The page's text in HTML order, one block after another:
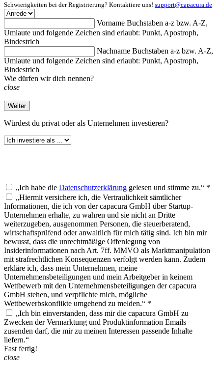
Schwierigkeiten bei der Registrierung? Kontaktiere uns! support@capacura.de
Vorname Buchstaben a-z bzw. A-Z,
Umlaute und folgende Zeichen sind erlaubt: Punkt, Apostroph,
Bindestrich
Nachname Buchstaben a-z bzw. A-Z,
Umlaute und folgende Zeichen sind erlaubt: Punkt, Apostroph,
Bindestrich
Wie dürfen wir dich nennen?
close
Weiter
Würdest du privat oder als Unternehmen investieren?
„Ich habe die Datenschutzerklärung gelesen und stimme zu.“ *
„Hiermit versichere ich, die Vertraulichkeit sämtlicher
Informationen, die ich von der capacura GmbH über Startup-
Unternehmen erhalte, zu wahren und sie nicht an Dritte
weiterzugeben, ausgenommen Personen, die steuerberatend,
wirtschaftsprüfend oder anwaltlich für mich tätig sind. Ich bin mir
bewusst, dass die unrechtmäßige Offenlegung von
Insiderinformationen nach Art. 7ff. MMVO als Marktmanipulation
mit strafrechtlichen Konsequenzen verfolgt werden kann. Zudem
erkläre ich, dass mein Unternehmen, meine
Unternehmensbeteiligungen und mein Arbeitgeber in keinem
Wettbewerb mit den Unternehmensbeteiligungen der capacura
GmbH stehen, und verpflichte mich, mögliche
Wettbewerbskonflikte umgehend zu melden.“ *
„Ich bin einverstanden, dass mir die capacura GmbH zu
Zwecken der Vermarktung und Produktinformation Emails
zusenden darf, die mir zu meinen Interessen passende Inhalte
liefern.“
Fast fertig!
close